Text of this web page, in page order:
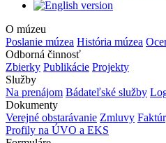
O múzeu
Poslanie múzea História múzea
Odborná činnosť
Zbierky Publikácie Projekty
Služby
Na prenájom Bádateľské služby
Dokumenty
Verejné obstarávanie Zmluvy
Profily na ÚVO a EKS